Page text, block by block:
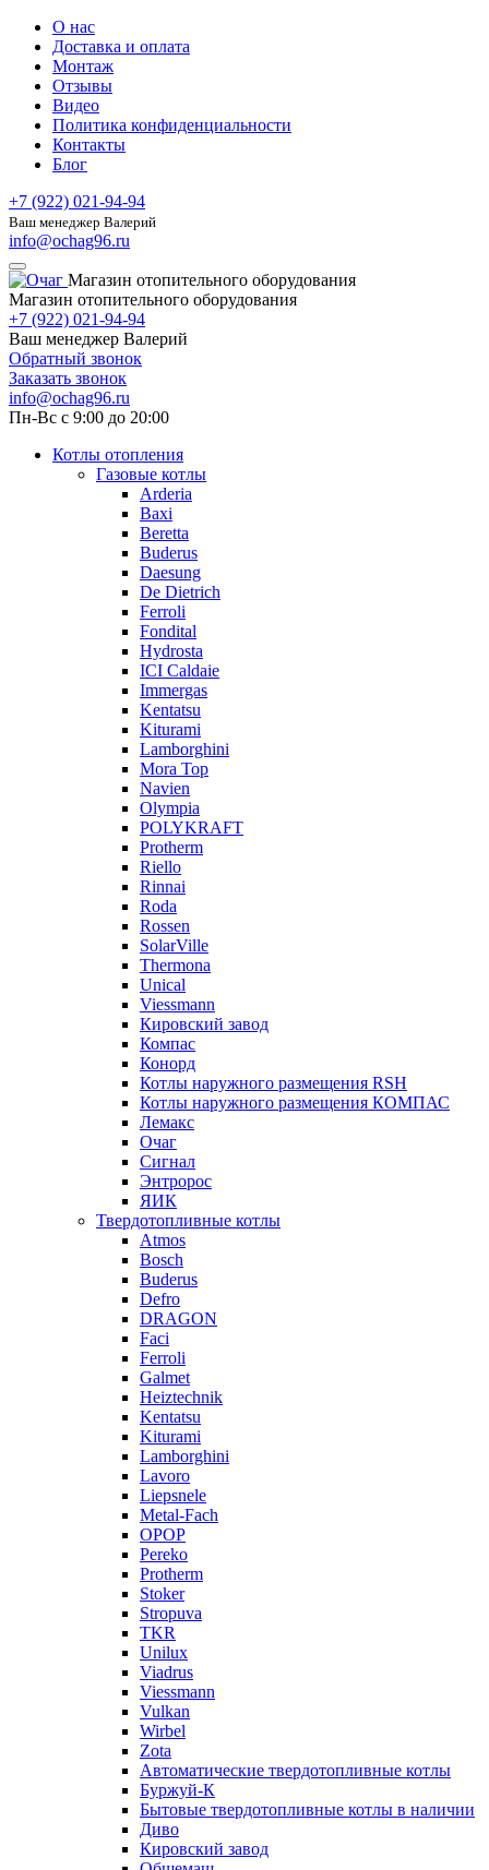
О нас
Доставка и оплата
Монтаж
Отзывы
Видео
Политика конфиденциальности
Контакты
Блог
+7 (922) 021-94-94
Ваш менеджер Валерий
info@ochag96.ru
Магазин отопительного оборудования
Магазин отопительного оборудования
+7 (922) 021-94-94
Ваш менеджер Валерий
Обратный звонок
Заказать звонок
info@ochag96.ru
Пн-Вс с 9:00 до 20:00
Котлы отопления
Газовые котлы
Arderia
Baxi
Beretta
Buderus
Daesung
De Dietrich
Ferroli
Fondital
Hydrosta
ICI Caldaie
Immergas
Kentatsu
Kiturami
Lamborghini
Mora Top
Navien
Olympia
POLYKRAFT
Protherm
Riello
Rinnai
Roda
Rossen
SolarVille
Thermona
Unical
Viessmann
Кировский завод
Компас
Конорд
Котлы наружного размещения RSH
Котлы наружного размещения КОМПАС
Лемакс
Очаг
Сигнал
Энтророс
ЯИК
Твердотопливные котлы
Atmos
Bosch
Buderus
Defro
DRAGON
Faci
Ferroli
Galmet
Heiztechnik
Kentatsu
Kiturami
Lamborghini
Lavoro
Liepsnele
Metal-Fach
OPOP
Pereko
Protherm
Stoker
Stropuva
TKR
Unilux
Viadrus
Viessmann
Vulkan
Wirbel
Zota
Автоматические твердотопливные котлы
Буржуй-К
Бытовые твердотопливные котлы в наличии
Диво
Кировский завод